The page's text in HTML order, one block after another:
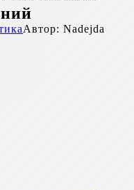
Автор: Nadejda